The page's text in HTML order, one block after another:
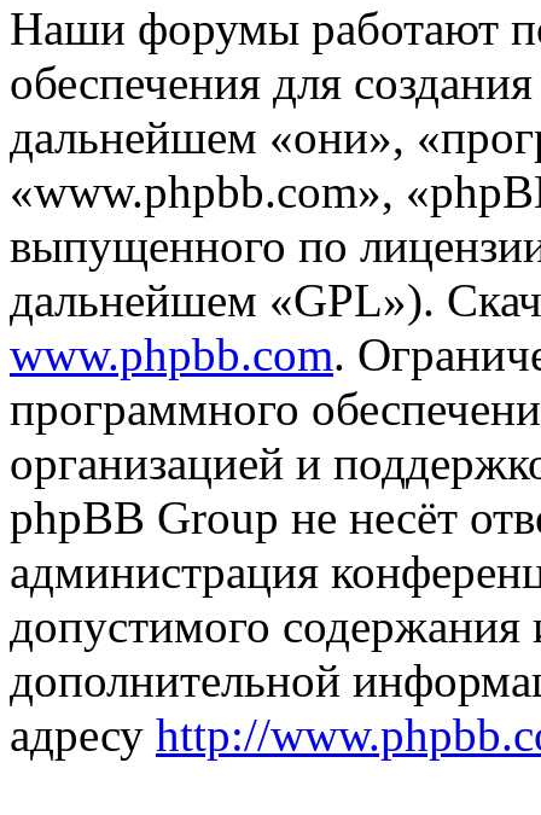
Наши форумы работают
обеспечения для
дальнейшем «они»,
«www.phpbb.com»,
выпущенного по
дальнейшем «GPL»).
www.phpbb.com.
программного
организацией и
phpBB Group не несёт
администрация
допустимого
дополнительной
адресу http://